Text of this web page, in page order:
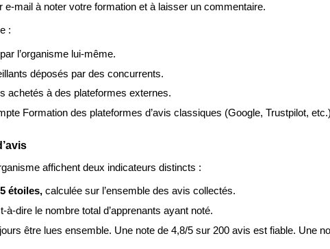
mail à noter votre formation et à laisser un commentaire.
:
l’organisme lui-même.
déposés par des concurrents.
achetés à des plateformes externes.
Formation des plateformes d’avis classiques (Google, Trustpilot,
affichent deux indicateurs distincts :
étoiles, calculée sur l’ensemble des avis collectés.
à-dire le nombre total d’apprenants ayant noté.
être lues ensemble. Une note de 4,8/5 sur 200 avis est fiable. Une